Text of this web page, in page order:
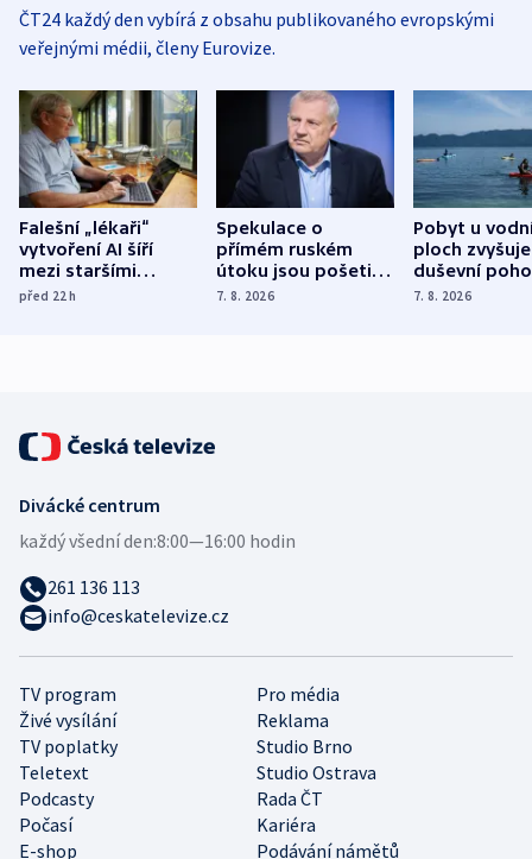
ČT24 každý den vybírá z obsahu publikovaného evropskými
veřejnými médii, členy Eurovize.
Falešní „lékaři“
vytvoření AI šíří
mezi staršími
Poláky nebezpečné
před 22h
Spekulace o
přímém ruském
útoku jsou pošetilé,
míní estonský
7. 8. 2026
Pobyt u
ploch zvyšuje
duševní
ukázala
7. 8. 2026
TV program
Pro média
Živé vysílání
Reklama
TV poplatky
Studio Brno
Teletext
Studio Ostrava
Podcasty
Rada ČT
Počasí
Kariéra
E-shop
Podávání námětů
Divácké centrum
každý všední den:8:00—16:00 hodin
261 136 113
info@ceskatelevize.cz